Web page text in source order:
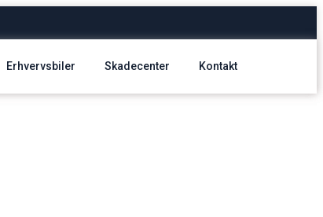
Erhvervsbiler Skadecenter Kontakt